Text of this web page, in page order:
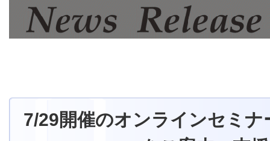
7/29開催のオンラインセミナ